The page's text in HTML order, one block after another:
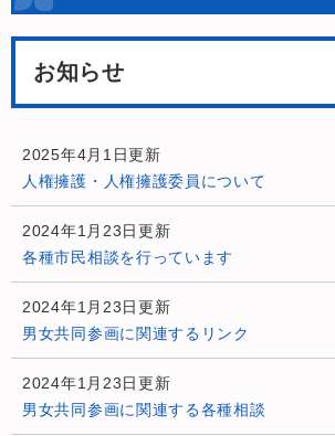
文
へ
お知らせ
2025年4月1日更新
人権擁護・人権擁護委員について
2024年1月23日更新
各種市民相談を行っています
2024年1月23日更新
男女共同参画に関連するリンク
2024年1月23日更新
男女共同参画に関連する各種相談